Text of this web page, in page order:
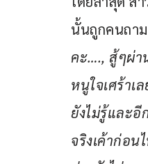
นั้นถูกคนถา
คะ…., สู้ๆผ่า
หนูใจเศร้าเ
ยังไม่รู้และอี
จริงเค้าก่อ